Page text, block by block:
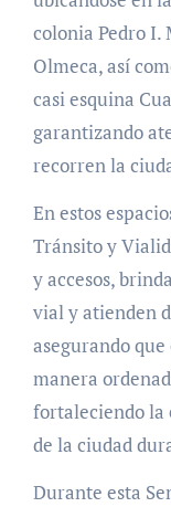
colonia Pedro I.
Olmeca, así
casi esquina
garantizando
recorren la
En estos
Tránsito y
y accesos,
vial y atienden
asegurando
manera
fortaleciendo la
de la ciudad
Durante esta